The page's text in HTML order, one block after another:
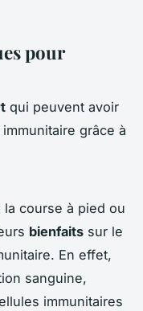
pour
qui peuvent avoir
grâce à
la course à pied ou
bienfaits sur le
En effet,
sanguine,
immunitaires